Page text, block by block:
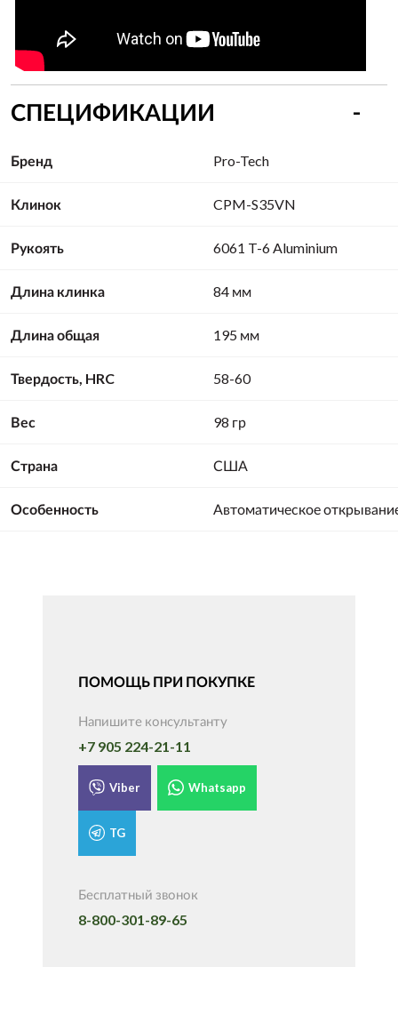
СПЕЦИФИКАЦИИ
Бренд Pro-Tech
Клинок CPM-S35VN
Рукоять 6061 T-6 Aluminium
Длина клинка 84 мм
Длина общая 195 мм
Твердость, HRC 58-60
Вес 98 гр
Страна США
Особенность Автоматическое
ПОМОЩЬ ПРИ ПОКУПКЕ
Напишите консультанту
+7 905 224-21-11
Viber Whatsapp
TG
Бесплатный звонок
8-800-301-89-65